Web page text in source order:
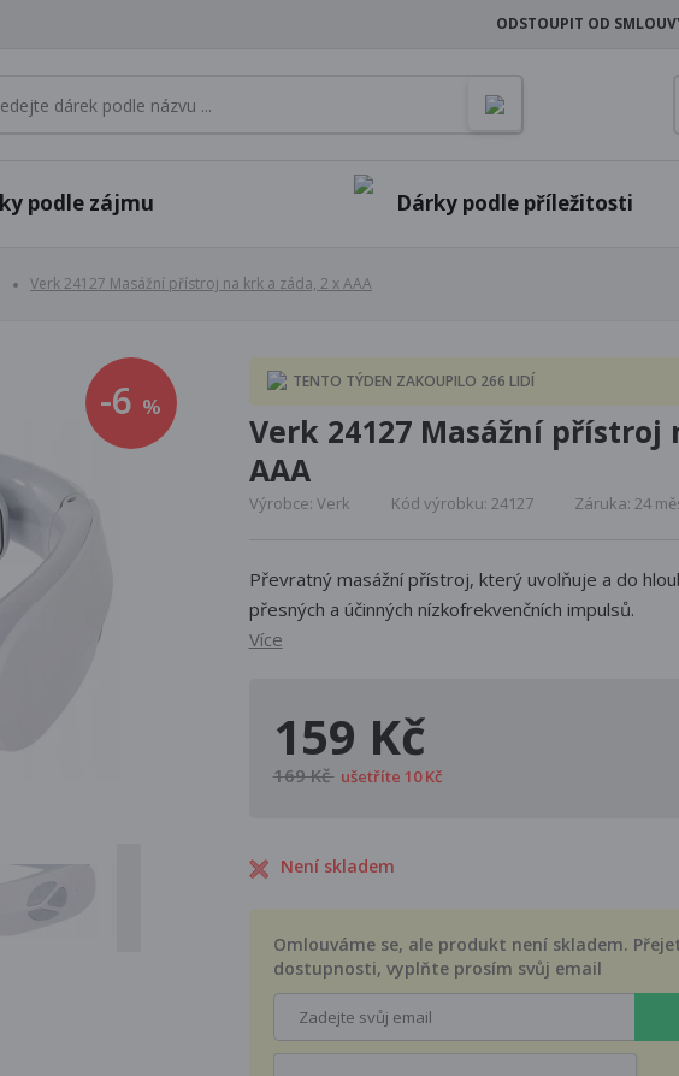
ODSTOUPIT OD
podle zájmu Dárky podle příležitosti
Verk 24127 Masážní přístroj na krk a záda, 2 x AAA
-6 %
TENTO TÝDEN ZAKOUPILO 266 LIDÍ
Verk 24127 Masážní přístroj
AAA
Výrobce: Verk Kód výrobku: 24127 Záruka: 24
Převratný masážní přístroj, který uvolňuje a do
přesných a účinných nízkofrekvenčních impulsů.
Více
159 Kč
169 Kč ušetříte 10 Kč
Není skladem
Omlouváme se, ale produkt není skladem.
dostupnosti, vyplňte prosím svůj email